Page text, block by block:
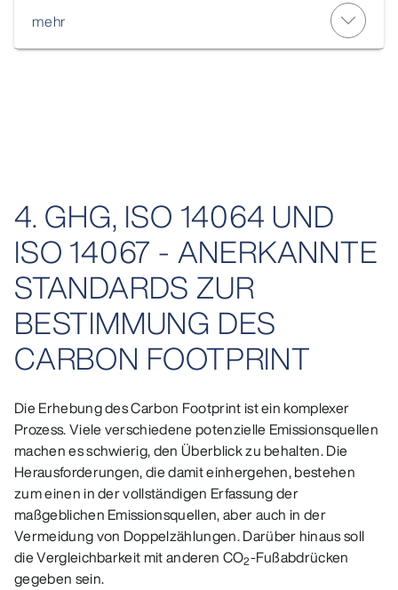
mehr
4. GHG, ISO 14064 UND
ISO 14067 - ANERKANNTE
STANDARDS ZUR
BESTIMMUNG DES
CARBON FOOTPRINT
Die Erhebung des Carbon Footprint ist ein komplexer
Prozess. Viele verschiedene potenzielle Emissionsquellen
machen es schwierig, den Überblick zu behalten. Die
Herausforderungen, die damit einhergehen, bestehen
zum einen in der vollständigen Erfassung der
maßgeblichen Emissionsquellen, aber auch in der
Vermeidung von Doppelzählungen. Darüber hinaus soll
die Vergleichbarkeit mit anderen CO2-Fußabdrücken
gegeben sein.